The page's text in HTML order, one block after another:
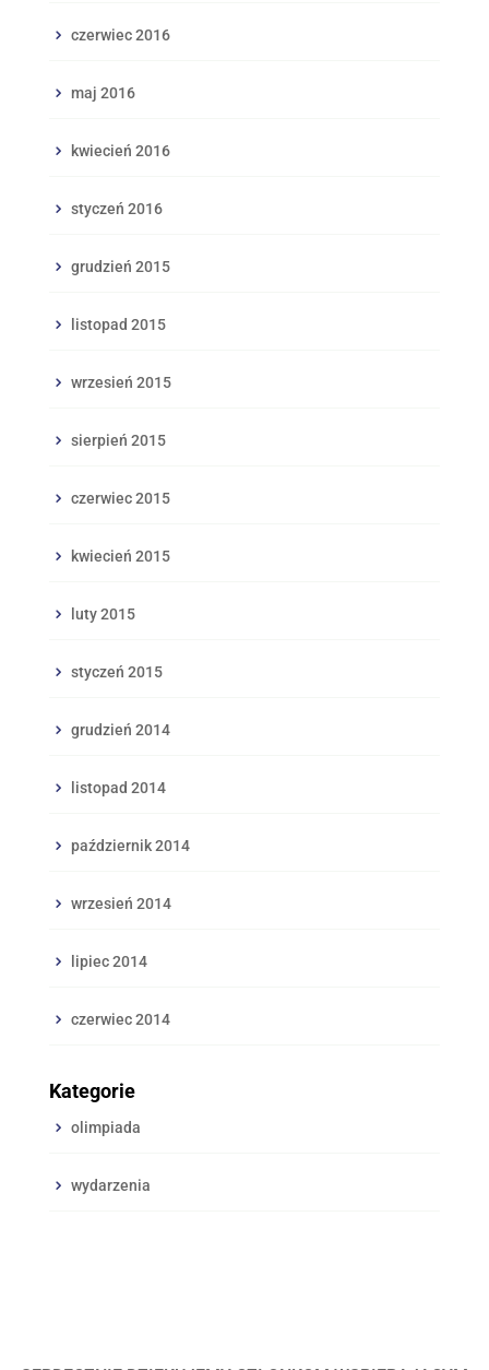
czerwiec 2016
maj 2016
kwiecień 2016
styczeń 2016
grudzień 2015
listopad 2015
wrzesień 2015
sierpień 2015
czerwiec 2015
kwiecień 2015
luty 2015
styczeń 2015
grudzień 2014
listopad 2014
październik 2014
wrzesień 2014
lipiec 2014
czerwiec 2014
Kategorie
olimpiada
wydarzenia